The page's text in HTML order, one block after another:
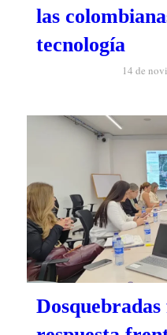
las
tecnología
14 de